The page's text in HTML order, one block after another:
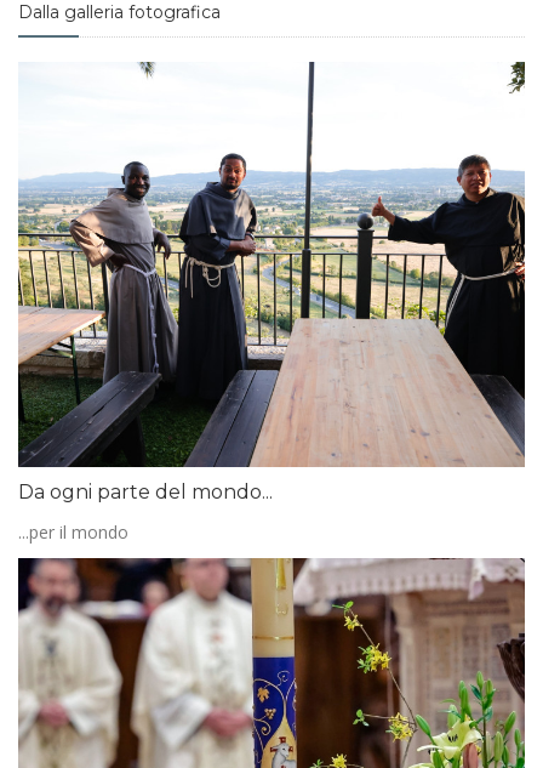
Dalla galleria fotografica
Da ogni parte del mondo...
...per il mondo